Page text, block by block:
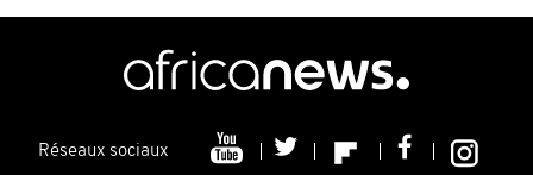
Réseaux sociaux